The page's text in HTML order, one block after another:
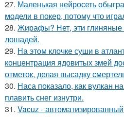
27. Маленькая нейросеть
модели в покер, потому что
28. Жирафы? Нет, эти глиняные
лошадей.
29. На этом клочке суши в
концентрация ядовитых змей
отметок, делая высадку
30. Наса показало, как вулкан
плавить снег изнутри.
31. Vacuz -